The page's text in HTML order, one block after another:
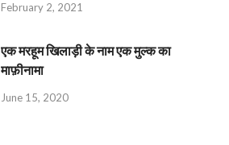
February 2, 2021
एक मरहूम खिलाड़ी के नाम एक मुल्क का
माफ़ीनामा
June 15, 2020